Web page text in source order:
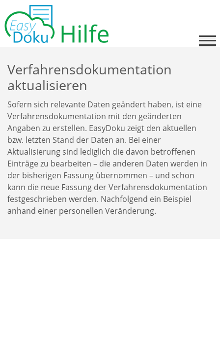
to
content
Verfahrensdokumentation
aktualisieren
Sofern sich relevante Daten geändert haben, ist eine
Verfahrensdokumentation mit den geänderten
Angaben zu erstellen. EasyDoku zeigt den aktuellen
bzw. letzten Stand der Daten an. Bei einer
Aktualisierung sind lediglich die davon betroffenen
Einträge zu bearbeiten – die anderen Daten werden in
der bisherigen Fassung übernommen – und schon
kann die neue Fassung der Verfahrensdokumentation
festgeschrieben werden. Nachfolgend ein Beispiel
anhand einer personellen Veränderung.